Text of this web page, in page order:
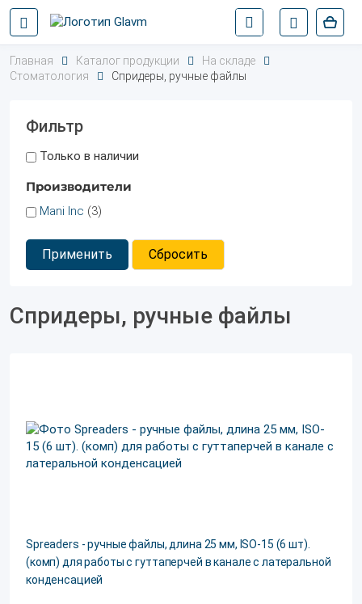
Главная Каталог продукции
На складе
Стоматология
Спридеры, ручные файлы
Фильтр
Только в наличии
Производители
Mani Inc (3)
Применить Сбросить
Спридеры, ручные файлы
Spreaders - ручные файлы, длина 25 мм, ISO-15 (6 шт).
(комп) для работы с гуттаперчей в канале с латеральной
конденсацией